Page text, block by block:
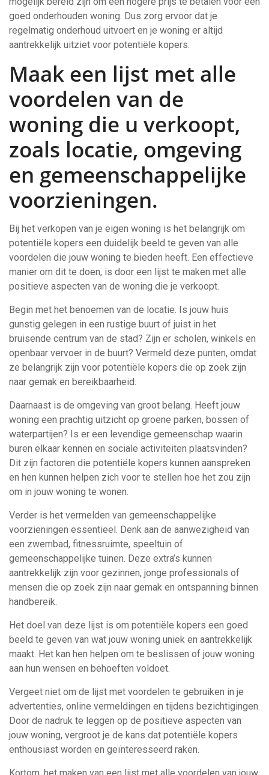
goed onderhouden woning. Dus zorg ervoor dat je
regelmatig onderhoud uitvoert en je woning er altijd
aantrekkelijk uitziet voor potentiële kopers.
Maak een lijst met alle
voordelen van de
woning die u verkoopt,
zoals locatie, omgeving
en gemeenschappelijke
voorzieningen.
Bij het verkopen van je eigen woning is het belangrijk om
potentiële kopers een duidelijk beeld te geven van alle
voordelen die jouw woning te bieden heeft. Een effectieve
manier om dit te doen, is door een lijst te maken met alle
positieve aspecten van de woning die je verkoopt.
Begin met het benoemen van de locatie. Is jouw huis
gunstig gelegen in een rustige buurt of juist in het
bruisende centrum van de stad? Zijn er scholen, winkels en
openbaar vervoer in de buurt? Vermeld deze punten, omdat
ze belangrijk zijn voor potentiële kopers die op zoek zijn
naar gemak en bereikbaarheid.
Daarnaast is de omgeving van groot belang. Heeft jouw
woning een prachtig uitzicht op groene parken, bossen of
waterpartijen? Is er een levendige gemeenschap waarin
buren elkaar kennen en sociale activiteiten plaatsvinden?
Dit zijn factoren die potentiële kopers kunnen aanspreken
en hen kunnen helpen zich voor te stellen hoe het zou zijn
om in jouw woning te wonen.
Verder is het vermelden van gemeenschappelijke
voorzieningen essentieel. Denk aan de aanwezigheid van
een zwembad, fitnessruimte, speeltuin of
gemeenschappelijke tuinen. Deze extra’s kunnen
aantrekkelijk zijn voor gezinnen, jonge professionals of
mensen die op zoek zijn naar gemak en ontspanning binnen
handbereik.
Het doel van deze lijst is om potentiële kopers een goed
beeld te geven van wat jouw woning uniek en aantrekkelijk
maakt. Het kan hen helpen om te beslissen of jouw woning
aan hun wensen en behoeften voldoet.
Vergeet niet om de lijst met voordelen te gebruiken in je
advertenties, online vermeldingen en tijdens bezichtigingen.
Door de nadruk te leggen op de positieve aspecten van
jouw woning, vergroot je de kans dat potentiële kopers
enthousiast worden en geïnteresseerd raken.